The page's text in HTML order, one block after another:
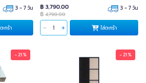
3 - 7 วัน
ะกร้า
฿ 3,790.00
฿ 4,790.00
3 - 7 วัน
ใส่ตะกร้า
- 21 % - 21 %